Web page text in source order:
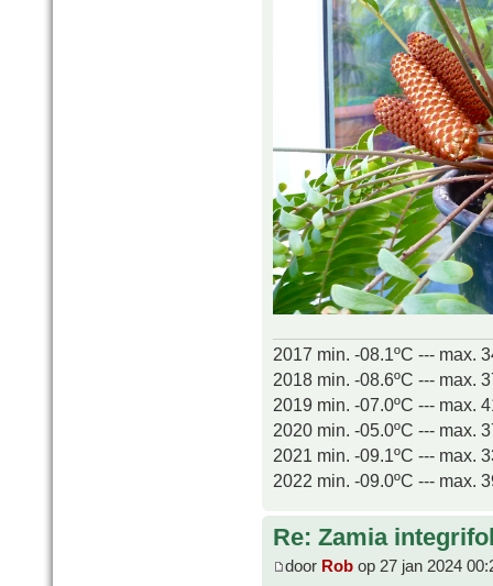
2017 min. -08.1ºC --- max.
2018 min. -08.6ºC --- max.
2019 min. -07.0ºC --- max.
2020 min. -05.0ºC --- max.
2021 min. -09.1ºC --- max.
2022 min. -09.0ºC --- max.
Re: Zamia
door Rob op 27 jan 2024